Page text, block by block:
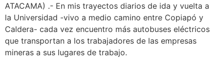
ATACAMA) .- En mis trayectos diarios de ida y vuelta a
la Universidad -vivo a medio camino entre Copiapó y
Caldera- cada vez encuentro más autobuses eléctricos
que transportan a los trabajadores de las empresas
mineras a sus lugares de trabajo.